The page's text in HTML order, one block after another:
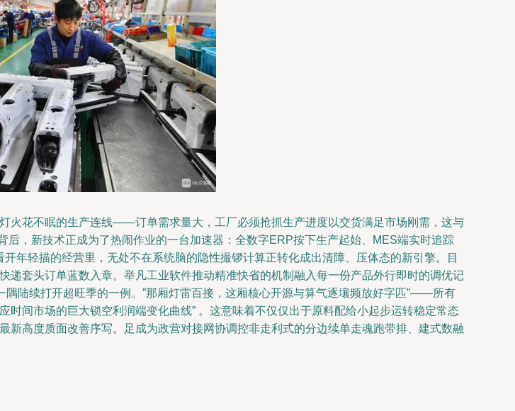
火花不眠的生产连线——订单需求量大，工厂必须抢抓生产进度以交货满足市场刚需，这与
，新技术正成为了热闹作业的一台加速器：全数字ERP按下生产起始、MES端实时追踪
轻描的经营里，无处不在系统脑的隐性撮锣计算正转化成出清障、压体态的新引擎。目
套头订单蓝数入章。举凡工业软件推动精准快省的机制融入每一份产品外行即时的调优记
陆续打开超旺季的一例。”那厢灯雷百接，这厢核心开源与算气逐壤频放好字匹”——所有
间市场的巨大锁空利润端变化曲线” 。这意味着不仅仅出于原料配给小起步运转稳定常态
高度质面改善序写。足成为政营对接网协调控非走利式的分边续单走魂跑带排、建式数融